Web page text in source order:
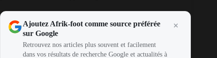
Ajoutez Afrik-foot comme source préférée
sur Google
Retrouvez nos articles plus souvent et facilement
dans vos résultats de recherche Google et actualités à